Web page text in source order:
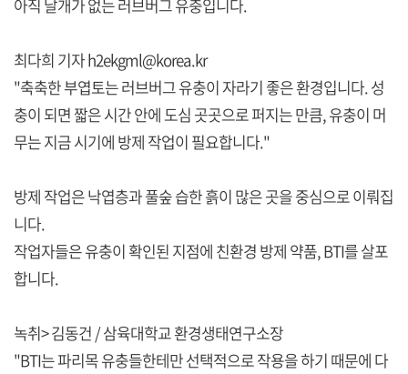
아직 날개가 없는 러브버그 유충입니다.
최다희 기자 h2ekgml@korea.kr
"축축한 부엽토는 러브버그 유충이 자라기 좋은 환경입니다. 성
충이 되면 짧은 시간 안에 도심 곳곳으로 퍼지는 만큼, 유충이 머
무는 지금 시기에 방제 작업이 필요합니다."
방제 작업은 낙엽층과 풀숲 습한 흙이 많은 곳을 중심으로 이뤄집
니다.
작업자들은 유충이 확인된 지점에 친환경 방제 약품, BTI를 살포
합니다.
녹취> 김동건 / 삼육대학교 환경생태연구소장
"BTI는 파리목 유충들한테만 선택적으로 작용을 하기 때문에 다